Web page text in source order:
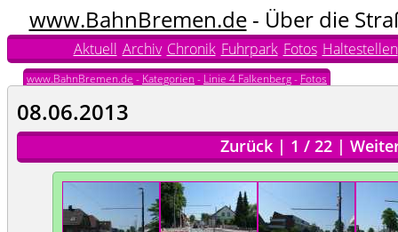
www.BahnBremen.de- Über die
Aktuell Archiv Chronik Fuhrpark Fotos Haltestellen
www.BahnBremen.de - Kategorien - Linie 4 Falkenberg- Fotos
08.06.2013
Zurück | 1 / 22 |